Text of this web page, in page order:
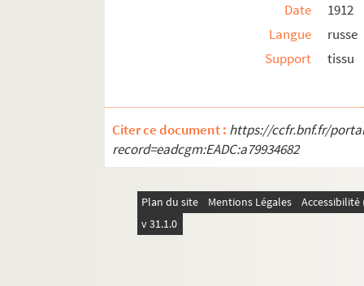
Date
1912
Langue
russe
Support
tissu
Citer ce document : https://ccfr.bnf.fr/
record=eadcgm:EADC:a79934682
Plan du site Mentions Légales
v 31.1.0